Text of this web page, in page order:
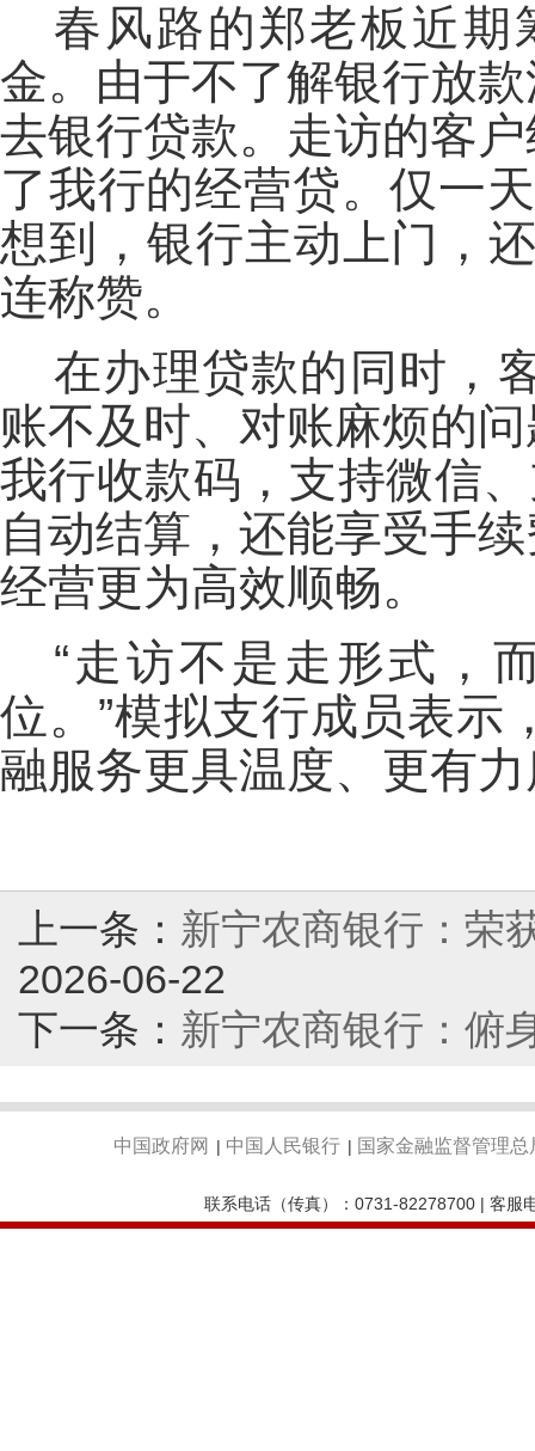
春风路的郑老板近
金。由于不了解银行放
去银行贷款。走访的客
了我行的经营贷。仅一
想到，银行主动上门，
连称赞。
在办理贷款的同时，
账不及时、对账麻烦的
我行收款码，支持微信
自动结算，还能享受手
经营更为高效顺畅。
“走访不是走形式，
位。”模拟支行成员表示
融服务更具温度、更有
上一条： 新宁农商银行：荣
2026-06-22
下一条： 新宁农商银行：俯
中国政府网 | 中国人民银行 | 国家金融监督管理总
联系电话（传真）：0731-82278700 | 客服